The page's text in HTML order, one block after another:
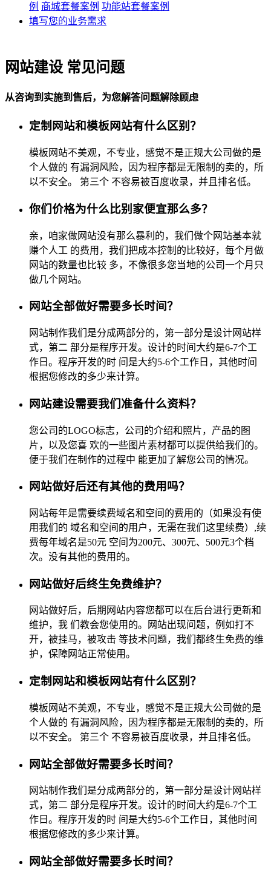
例 商城套餐案例 功能站套餐案例
填写您的业务需求
网站建设 常见问题
从咨询到实施到售后，为您解答问题解除顾虑
定制网站和模板网站有什么区别？
模板网站不美观，不专业，感觉不是正规大公司做的是
个人做的 有漏洞风险，因为程序都是无限制的卖的，所
以不安全。 第三个 不容易被百度收录，并且排名低。
你们价格为什么比别家便宜那么多？
亲，咱家做网站没有那么暴利的，我们做个网站基本就
赚个人工 的费用，我们把成本控制的比较好，每个月做
网站的数量也比较 多，不像很多您当地的公司一个月只
做几个网站。
网站全部做好需要多长时间？
网站制作我们是分成两部分的，第一部分是设计网站样
式，第二 部分是程序开发。设计的时间大约是6-7个工
作日。程序开发的时 间是大约5-6个工作日，其他时间
根据您修改的多少来计算。
网站建设需要我们准备什么资料？
您公司的LOGO标志，公司的介绍和照片，产品的图
片，以及您喜 欢的一些图片素材都可以提供给我们的。
便于我们在制作的过程中 能更加了解您公司的情况。
网站做好后还有其他的费用吗？
网站每年是需要续费域名和空间的费用的（如果没有使
用我们的 域名和空间的用户，无需在我们这里续费）,续
费每年域名是50元 空间为200元、300元、500元3个档
次。没有其他的费用的。
网站做好后终生免费维护？
网站做好后，后期网站内容您都可以在后台进行更新和
维护，我 们教会您使用的。网站出现问题，例如打不
开，被挂马，被攻击 等技术问题，我们都终生免费的维
护，保障网站正常使用。
定制网站和模板网站有什么区别？
模板网站不美观，不专业，感觉不是正规大公司做的是
个人做的 有漏洞风险，因为程序都是无限制的卖的，所
以不安全。 第三个 不容易被百度收录，并且排名低。
网站全部做好需要多长时间？
网站制作我们是分成两部分的，第一部分是设计网站样
式，第二 部分是程序开发。设计的时间大约是6-7个工
作日。程序开发的时 间是大约5-6个工作日，其他时间
根据您修改的多少来计算。
网站全部做好需要多长时间？